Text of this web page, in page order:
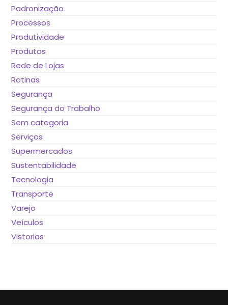
Padronização
Processos
Produtividade
Produtos
Rede de Lojas
Rotinas
Segurança
Segurança do Trabalho
Sem categoria
Serviços
Supermercados
Sustentabilidade
Tecnologia
Transporte
Varejo
Veículos
Vistorias